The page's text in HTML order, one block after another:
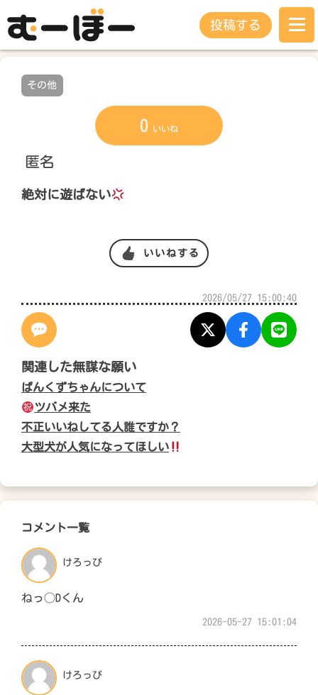
投稿する
その他
0 いいね
匿名
絶対に遊ばない
いいねする
2026/05/27 15:00:40
関連した無謀な願い
ぱんくずちゃんについて
ツバメ来た
不正いいねしてる人誰ですか？
大型犬が人気になってほしい
コメント一覧
けろっぴ
ねっ◯Dくん
2026-05-27 15:01:04
けろっぴ